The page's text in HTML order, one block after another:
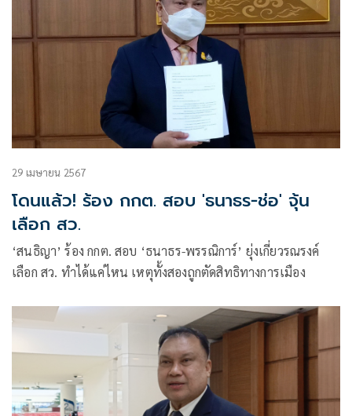
29 เมษายน 2567
โดนแล้ว! ร้อง กกต. สอบ 'ธนาธร-ช่อ' จุ้น
เลือก สว.
‘สนธิญา’ ร้อง กกต. สอบ ‘ธนาธร-พรรณิการ์’ ยุ่งเกี่ยวรณรงค์
เลือก สว. ทำได้แค่ไหน เหตุทั้งสองถูกตัดสิทธิทางการเมือง